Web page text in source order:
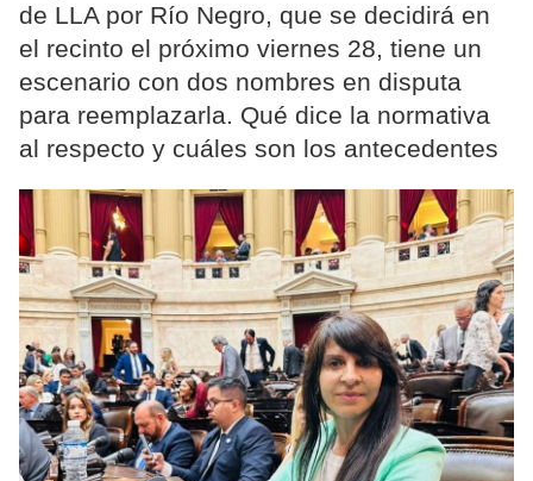
de LLA por Río Negro, que se decidirá en
el recinto el próximo viernes 28, tiene un
escenario con dos nombres en disputa
para reemplazarla. Qué dice la normativa
al respecto y cuáles son los antecedentes